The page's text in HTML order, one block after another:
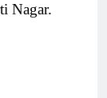
Nagar.